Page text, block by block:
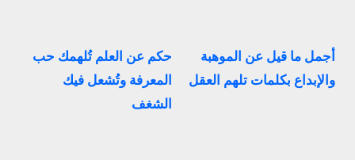
أجمل ما قيل عن الموهبة
والإبداع بكلمات تلهم العقل
حكم عن العلم تُلهمك حب
المعرفة وتُشعل فيك
الشغف